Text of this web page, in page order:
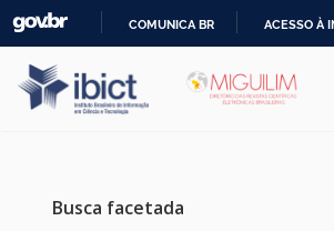
navigation
PARA
O
COMUNICA BR ACESSO À
Busca facetada